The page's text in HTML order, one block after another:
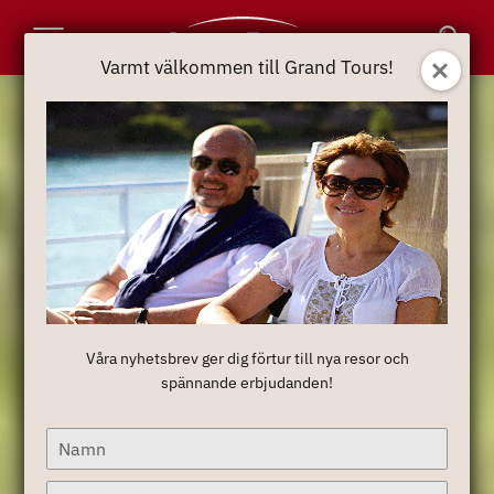
NavigationVarmt välkommen till Grand Tours!
Våra nyhetsbrev ger dig förtur till nya resor och
spännande erbjudanden!
Type
your
name
Varmt välkommen till Grand Tours!
Våra nyhetsbrev ger dig förtur till nya resor och
spännande erbjudanden!
Type
your
name